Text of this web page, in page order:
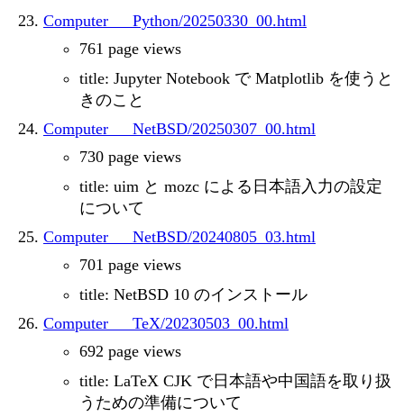
Computer___Python/20250330_00.html
761 page views
title: Jupyter Notebook で Matplotlib を使うと
きのこと
Computer___NetBSD/20250307_00.html
730 page views
title: uim と mozc による日本語入力の設定
について
Computer___NetBSD/20240805_03.html
701 page views
title: NetBSD 10 のインストール
Computer___TeX/20230503_00.html
692 page views
title: LaTeX CJK で日本語や中国語を取り扱
うための準備について